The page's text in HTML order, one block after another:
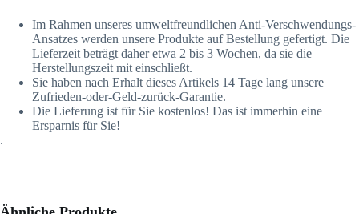
Im Rahmen unseres umweltfreundlichen Anti-Verschwendungs-
Ansatzes werden unsere Produkte auf Bestellung gefertigt. Die
Lieferzeit beträgt daher etwa 2 bis 3 Wochen, da sie die
Herstellungszeit mit einschließt.
Sie haben nach Erhalt dieses Artikels 14 Tage lang unsere
Zufrieden-oder-Geld-zurück-Garantie.
Die Lieferung ist für Sie kostenlos! Das ist immerhin eine
Ersparnis für Sie!
.